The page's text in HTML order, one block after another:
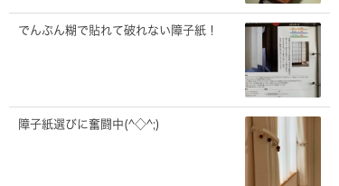
でんぷん糊で貼れて破れない障子紙！
障子紙選びに奮闘中(^◇^;)